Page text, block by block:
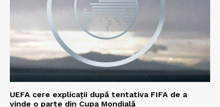
UEFA cere explicații după tentativa FIFA de a
vinde o parte din Cupa Mondială